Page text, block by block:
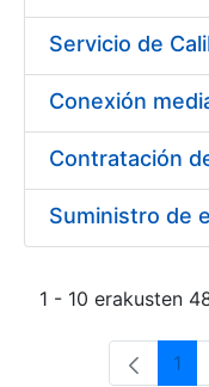
1 - 10 erakusten
1